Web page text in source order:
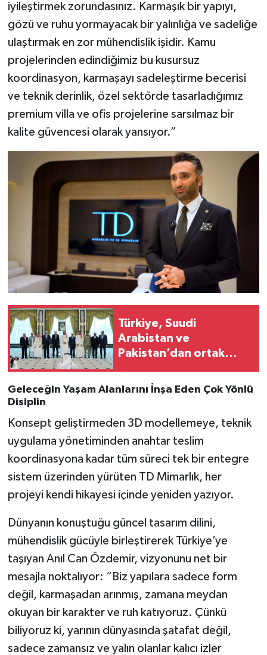
iyileştirmek zorundasınız. Karmaşık bir yapıyı,
gözü ve ruhu yormayacak bir yalınlığa ve sadeliğe
ulaştırmak en zor mühendislik işidir. Kamu
projelerinden edindiğimiz bu kusursuz
koordinasyon, karmaşayı sadeleştirme becerisi
ve teknik derinlik, özel sektörde tasarladığımız
premium villa ve ofis projelerine sarsılmaz bir
kalite güvencesi olarak yansıyor.”
Türkiye, Suudi
Arabistan ve
Pakistan’dan ortak
Geleceğin Yaşam Alanlarını İnşa Eden Çok Yönlü
Disiplin
Konsept geliştirmeden 3D modellemeye, teknik
uygulama yönetiminden anahtar teslim
koordinasyona kadar tüm süreci tek bir entegre
sistem üzerinden yürüten TD Mimarlık, her
projeyi kendi hikayesi içinde yeniden yazıyor.
Dünyanın konuştuğu güncel tasarım dilini,
mühendislik gücüyle birleştirerek Türkiye’ye
taşıyan Anıl Can Özdemir, vizyonunu net bir
mesajla noktalıyor: “Biz yapılara sadece form
değil, karmaşadan arınmış, zamana meydan
okuyan bir karakter ve ruh katıyoruz. Çünkü
biliyoruz ki, yarının dünyasında şatafat değil,
sadece zamansız ve yalın olanlar kalıcı izler